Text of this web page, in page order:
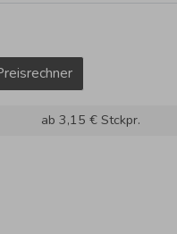
ab 3,15 € Stckpr.